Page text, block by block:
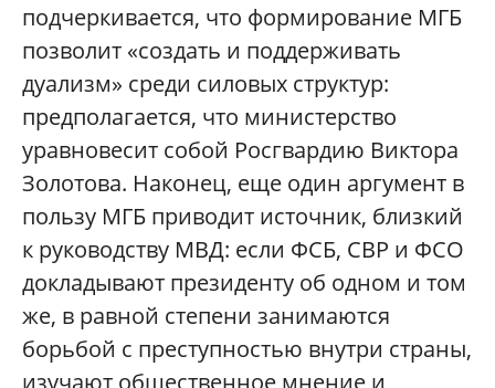
подчеркивается, что формирование МГБ
позволит «создать и поддерживать
дуализм» среди силовых структур:
предполагается, что министерство
уравновесит собой Росгвардию Виктора
Золотова. Наконец, еще один аргумент в
пользу МГБ приводит источник, близкий
к руководству МВД: если ФСБ, СВР и ФСО
докладывают президенту об одном и том
же, в равной степени занимаются
борьбой с преступностью внутри страны,
изучают общественное мнение и